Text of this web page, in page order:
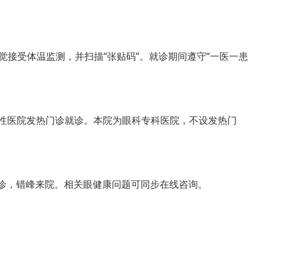
受体温监测，并扫描“张贴码”。就诊期间遵守“一医一患
院发热门诊就诊。本院为眼科专科医院，不设发热门
错峰来院。相关眼健康问题可同步在线咨询。